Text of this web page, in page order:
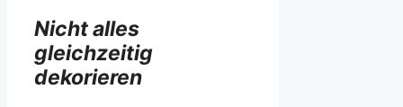
Nicht alles
gleichzeitig
dekorieren